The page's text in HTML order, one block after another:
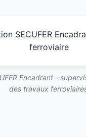
Encadrant -
des travaux